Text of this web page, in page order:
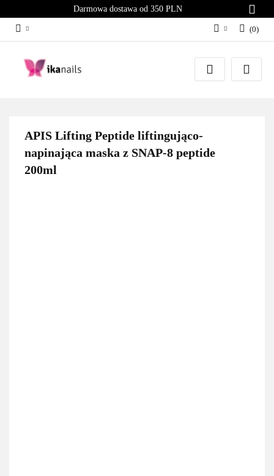
Darmowa dostawa od 350 PLN
Zaloguj się
Załóż konto
(0)
APIS Lifting Peptide liftingująco-
napinająca maska z SNAP-8 peptide
200ml